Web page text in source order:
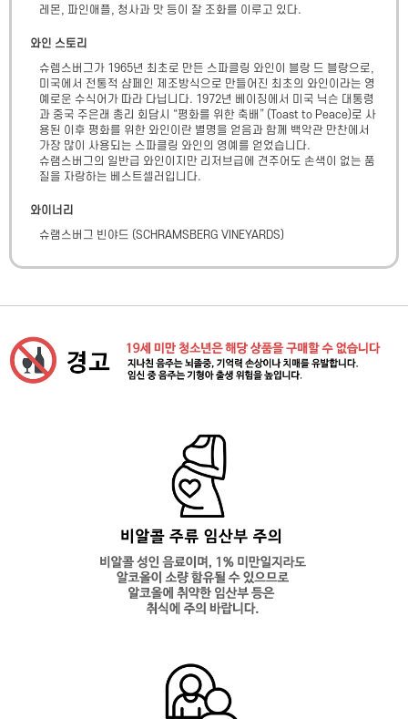
레몬, 파인애플, 청사과 맛 등이 잘 조화를 이루고 있다.
와인 스토리
슈렘스버그가 1965년 최초로 만든 스파클링 와인이 블랑 드 블랑으로,
미국에서 전통적 샴페인 제조방식으로 만들어진 최초의 와인이라는 영
예로운 수식어가 따라 다닙니다. 1972년 베이징에서 미국 닉슨 대통령
과 중국 주은래 총리 회담시 “평화를 위한 축배” (Toast to Peace)로 사
용된 이후 평화를 위한 와인이란 별명을 얻음과 함께 백악관 만찬에서
가장 많이 사용되는 스파클링 와인의 영예를 얻었습니다.
슈램스버그의 일반급 와인이지만 리저브급에 견주어도 손색이 없는 품
질을 자랑하는 베스트셀러입니다.
와이너리
슈램스버그 빈야드 (SCHRAMSBERG VINEYARDS)